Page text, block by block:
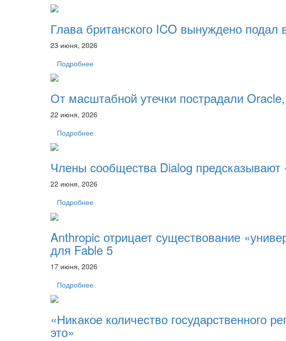
Глава британского ICO вынуждено подал
23 июня, 2026
Подробнее
От масштабной утечки пострадали
22 июня, 2026
Подробнее
Члены сообщества Dialog
22 июня, 2026
Подробнее
Anthropic отрицает существование
для Fable 5
17 июня, 2026
Подробнее
«Никакое количество государственного
это»